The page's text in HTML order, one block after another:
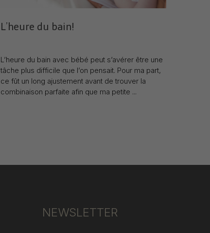
L’heure du bain!
L’heure du bain avec bébé peut s’avérer être une
tâche plus difficile que l’on pensait. Pour ma part,
ce fût un long ajustement avant de trouver la
combinaison parfaite afin que ma petite ...
NEWSLETTER